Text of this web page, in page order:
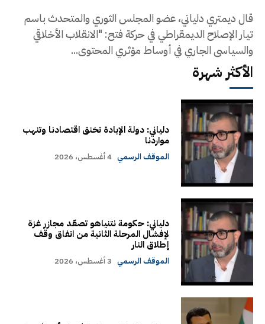
قال ديمتري دلياني، عضو المجلس الثوري والمتحدث باسم
تيار الإصلاح الديمقراطي في حركة فتح: "الانقلاب الأخلاقي
والسياسي الجاري في أوساط مؤثري المحتوى...
الأكثر شهرة
دلياني: دولة الإبادة تخنق اقتصادنا وتنهب
مواردنا
الموقف الرسمي 4 أغسطس، 2026
دلياني: حكومة نتنياهو تصعّد مجازر غزة
لإفشال المرحلة الثانية من اتفاق وقف
إطلاق النار
الموقف الرسمي 3 أغسطس، 2026